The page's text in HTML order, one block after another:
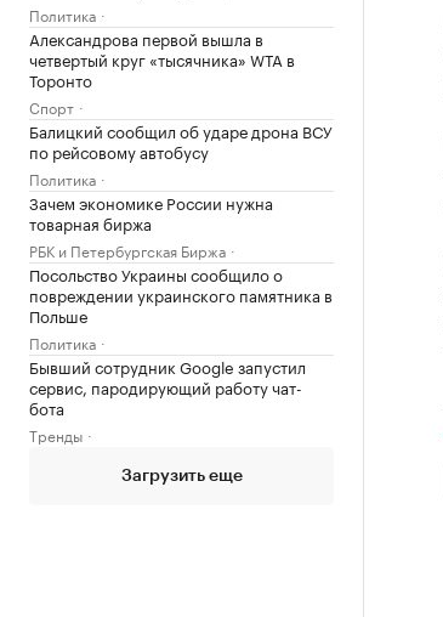
Политика
Александрова первой вышла в
четвертый круг «тысячника» WTA в
Торонто
Спорт
Балицкий сообщил об ударе дрона ВСУ
по рейсовому автобусу
Политика
Зачем экономике России нужна
товарная биржа
РБК и Петербургская Биржа
Посольство Украины сообщило о
повреждении украинского памятника в
Польше
Политика
Бывший сотрудник Google запустил
сервис, пародирующий работу чат-
бота
Тренды
Загрузить еще